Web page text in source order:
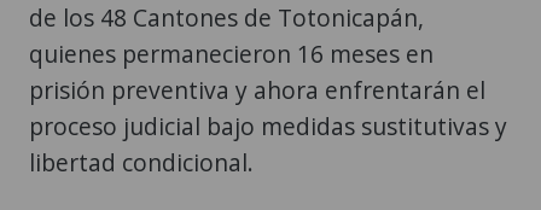
de los 48 Cantones de Totonicapán,
quienes permanecieron 16 meses en
prisión preventiva y ahora enfrentarán el
proceso judicial bajo medidas sustitutivas y
libertad condicional.